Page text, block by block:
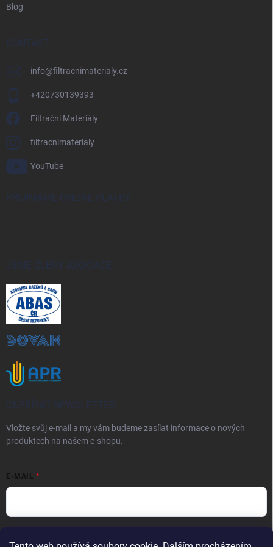
Blog
KONTAKT
info@filtracnimaterialy.cz
+420730139393
Filtrační Materiály
filtracnimaterialy
YouTube
PŘIJÍMÁME ONLINE PLATBY
JSME ČLENY ASOCIACE
ODEBÍRAT NEWSLETTER
Vložte svůj e-mail a my vám budeme zasílat informace o nových
produktech na našem e-shopu.
E-MAIL